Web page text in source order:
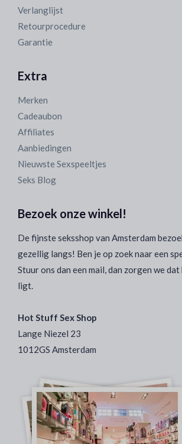
Verlanglijst
Retourprocedure
Garantie
Extra
Merken
Cadeaubon
Affiliates
Aanbiedingen
Nieuwste Sexspeeltjes
Seks Blog
Bezoek onze winkel!
De fijnste seksshop van Amsterdam
gezellig langs! Ben je op zoek naar een
Stuur ons dan een mail, dan zorgen we
ligt.
Hot Stuff Sex Shop
Lange Niezel 23
1012GS Amsterdam